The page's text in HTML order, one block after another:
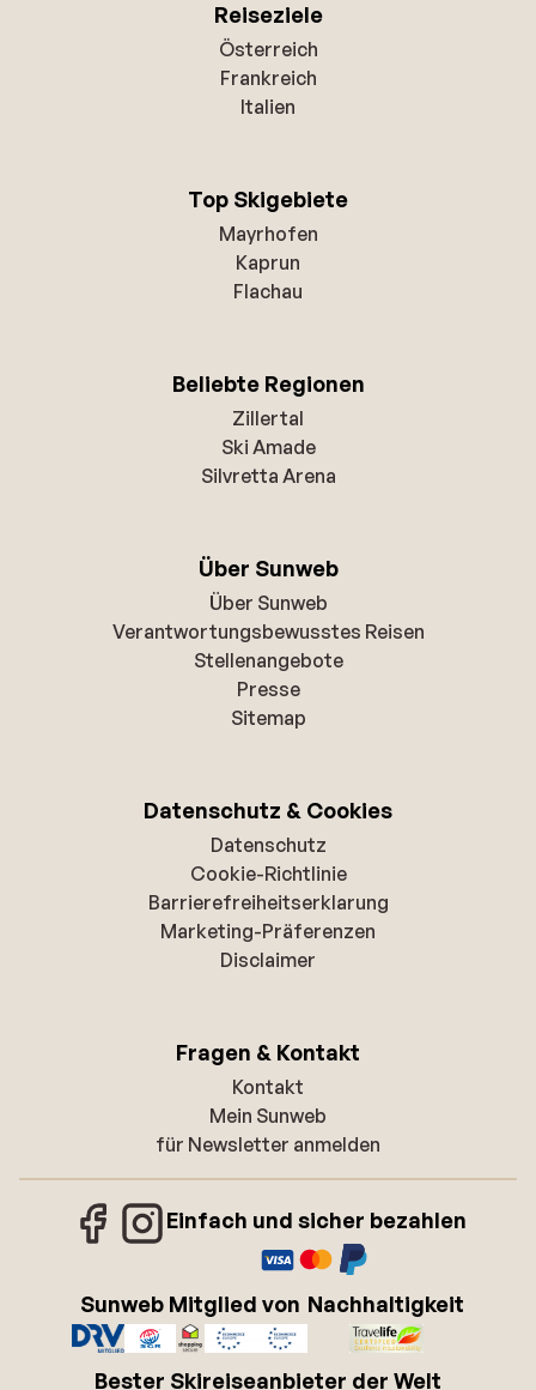
Reiseziele
Österreich
Frankreich
Italien
Top Skigebiete
Mayrhofen
Kaprun
Flachau
Beliebte Regionen
Zillertal
Ski Amade
Silvretta Arena
Über Sunweb
Über Sunweb
Verantwortungsbewusstes Reisen
Stellenangebote
Presse
Sitemap
Datenschutz & Cookies
Datenschutz
Cookie-Richtlinie
Barrierefreiheitserklarung
Marketing-Präferenzen
Disclaimer
Fragen & Kontakt
Kontakt
Mein Sunweb
für Newsletter anmelden
Einfach und sicher bezahlen
Sunweb Mitglied von Nachhaltigkeit
Bester Skireiseanbieter der Welt